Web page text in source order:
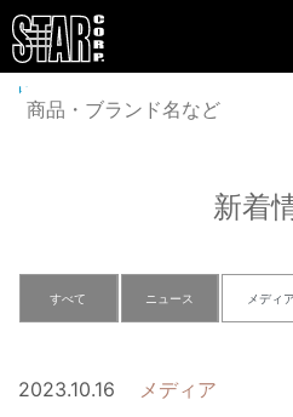
Home
ロマックスのファイヤープランジャーを
新着
すべて ニュース メディア
2023.10.16 メディア